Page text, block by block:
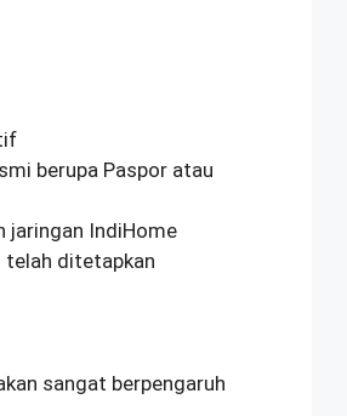
berupa Paspor atau
jaringan IndiHome
telah ditetapkan
sangat berpengaruh